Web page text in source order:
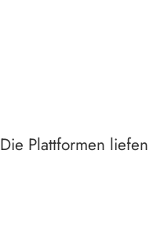
Die Plattformen